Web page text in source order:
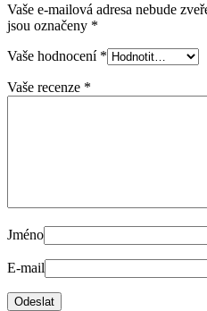
Vaše e-mailová adresa nebude
jsou označeny *
Vaše hodnocení *
Vaše recenze *
Jméno
E-mail